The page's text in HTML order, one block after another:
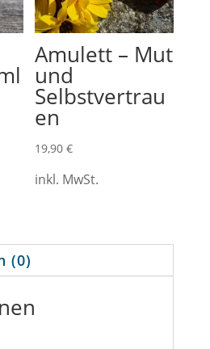
Amulett – Mut
und
Selbstvertrau
en
19,90€
inkl. MwSt.
(0)